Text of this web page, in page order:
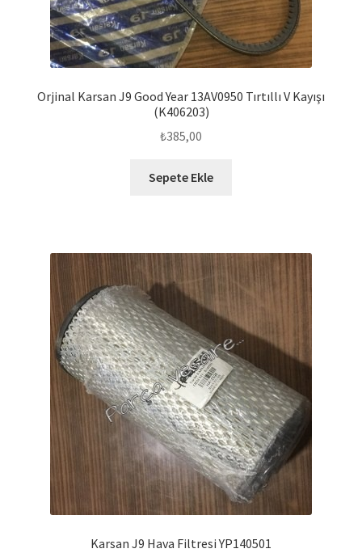
Orjinal Karsan J9 Good Year 13AV0950 Tırtıllı V Kayışı
(K406203)
₺385,00
Sepete Ekle
Karsan J9 Hava Filtresi YP140501